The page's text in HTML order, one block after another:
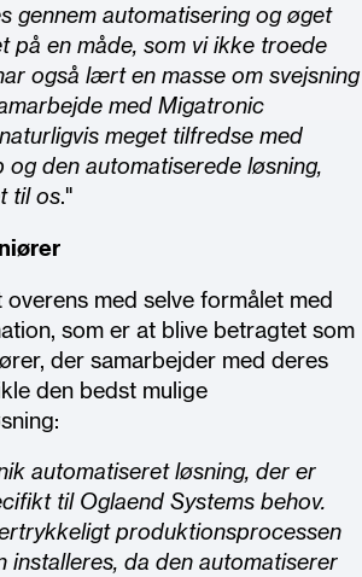
gennem automatisering og øget
på en måde, som vi ikke troede
også lært en masse om svejsning
med Migatronic
meget tilfredse med
den automatiserede løsning,
til os."
med selve formålet med
som er at blive betragtet som
der samarbejder med deres
den bedst mulige
automatiseret løsning, der er
til Oglaend Systems behov.
produktionsprocessen
installeres, da den automatiserer